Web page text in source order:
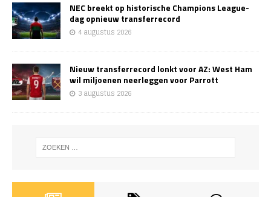
NEC breekt op historische Champions League-
dag opnieuw transferrecord
4 augustus 2026
Nieuw transferrecord lonkt voor AZ: West Ham
wil miljoenen neerleggen voor Parrott
3 augustus 2026